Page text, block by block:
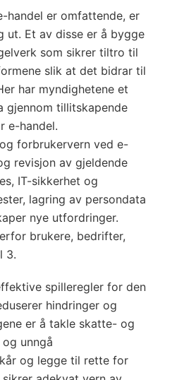
handel er omfattende, er
ut. Et av disse er å bygge
som sikrer tiltro til
slik at det bidrar til
har myndighetene et
gjennom tillitskapende
e-handel.
forbrukervern ved e-
revisjon av gjeldende
IT-sikkerhet og
lagring av persondata
nye utfordringer.
brukere, bedrifter,
3.
spilleregler for den
hindringer og
er å takle skatte- og
unngå
og legge til rette for